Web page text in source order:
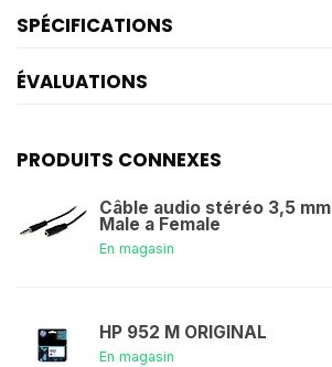
SPÉCIFICATIONS
ÉVALUATIONS
PRODUITS CONNEXES
Câble audio stéréo 3,5 mm
Male a Female
En magasin
HP 952 M ORIGINAL
En magasin